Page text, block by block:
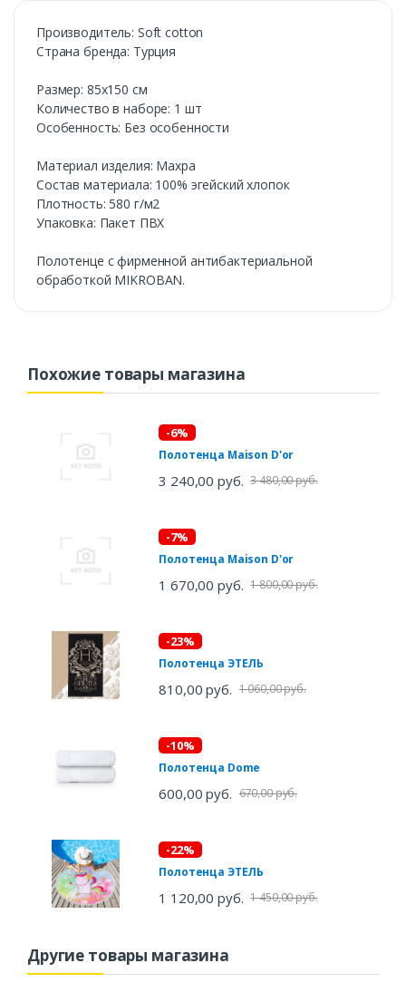
Производитель: Soft cotton
Страна бренда: Турция
Размер: 85х150 см
Количество в наборе: 1 шт
Особенность: Без особенности
Материал изделия: Махра
Состав материала: 100% эгейский хлопок
Плотность: 580 г/м2
Упаковка: Пакет ПВХ
Полотенце с фирменной антибактериальной
обработкой MIKROBAN.
Похожие товары магазина
-6%
Полотенца Maison D'or
3 240,00 руб. 3 480,00 руб.
-7%
Полотенца Maison D'or
1 670,00 руб. 1 800,00 руб.
-23%
Полотенца ЭТЕЛЬ
810,00 руб. 1 060,00 руб.
-10%
Полотенца Dome
600,00 руб. 670,00 руб.
-22%
Полотенца ЭТЕЛЬ
1 120,00 руб. 1 450,00 руб.
Другие товары магазина